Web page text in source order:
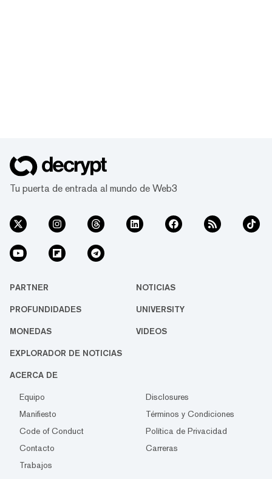
Tu puerta de entrada al mundo de Web3
PARTNER NOTICIAS
PROFUNDIDADES UNIVERSITY
MONEDAS VIDEOS
EXPLORADOR DE NOTICIAS
ACERCA DE
Equipo
Disclosures
Manifiesto
Términos y Condiciones
Code of Conduct
Política de Privacidad
Contacto
Carreras
Trabajos